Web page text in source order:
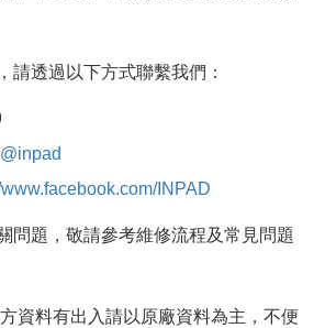
請透過以下方式聯繫我們：
@inpad
www.facebook.com/INPAD
問題，敬請參考維修流程及常見問題
資料有出入請以原廠資料為主，不便